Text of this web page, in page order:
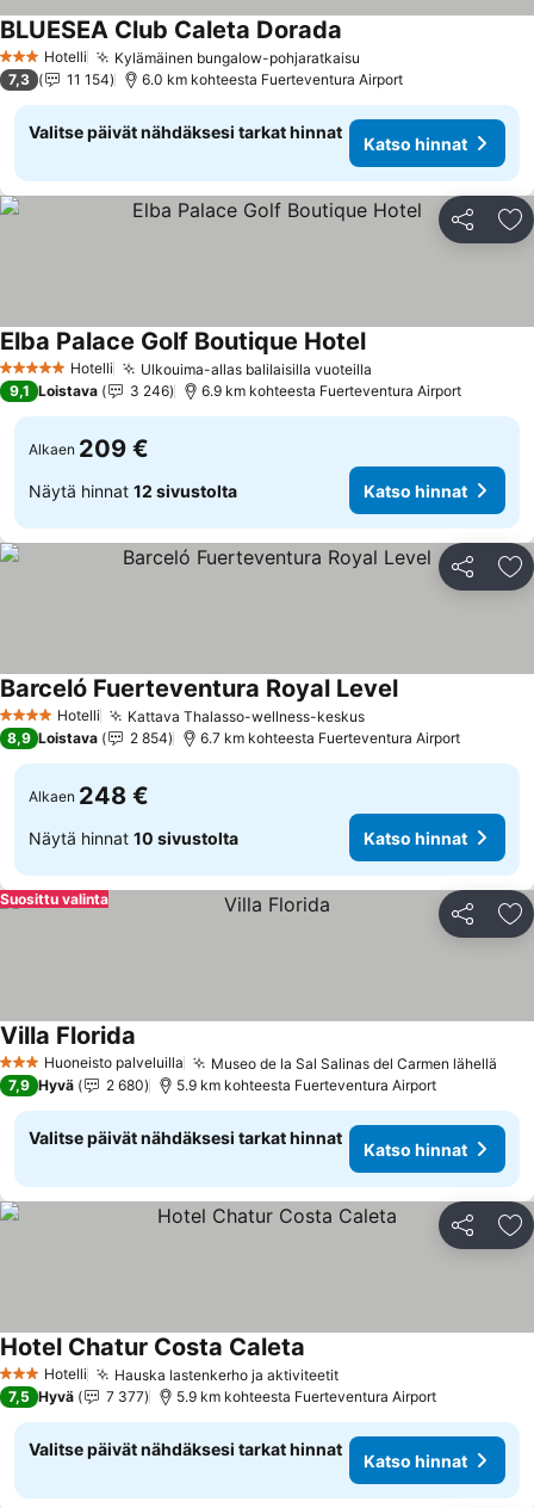
3 Tähtiluokitus
Hotelli Kylämäinen bungalow-pohjaratkaisu
BLUESEA Club Caleta Dorada
7,3 11 154 6.0 km kohteesta Fuerteventura Airport
Valitse päivät nähdäksesi tarkat hinnat
Katso hinnat
Jaa
5 Tähtiluokitus
Hotelli Ulkouima-allas balilaisilla vuoteilla
Elba Palace Golf Boutique HotelKatso hinnat
9,1 Loistava 3 246 6.9 km kohteesta Fuerteventura Airport
Alkaen 209 €
Näytä hinnat 12 sivustolta Katso hinnat
Jaa
4 Tähtiluokitus
Hotelli Kattava Thalasso-wellness-keskusKatso hinnat
Barceló Fuerteventura Royal LevelKatso hinnat
8,9 Loistava 2 854 6.7 km kohteesta Fuerteventura Airport
Alkaen 248 €
Näytä hinnat 10 sivustolta Katso hinnat
Jaa
Suosittu valinta
3 Tähtiluokitus
Huoneisto palveluilla Museo de la Sal Salinas del Carmen lähellä
Villa Florida
7,9 Hyvä 2 680 5.9 km kohteesta Fuerteventura Airport
Valitse päivät nähdäksesi tarkat hinnat
Katso hinnat
Jaa
3 Tähtiluokitus
Hotelli Hauska lastenkerho ja aktiviteetitKatso hinnat
Hotel Chatur Costa Caleta
7,5 Hyvä 7 377 5.9 km kohteesta Fuerteventura Airport
Valitse päivät nähdäksesi tarkat hinnat
Katso hinnat